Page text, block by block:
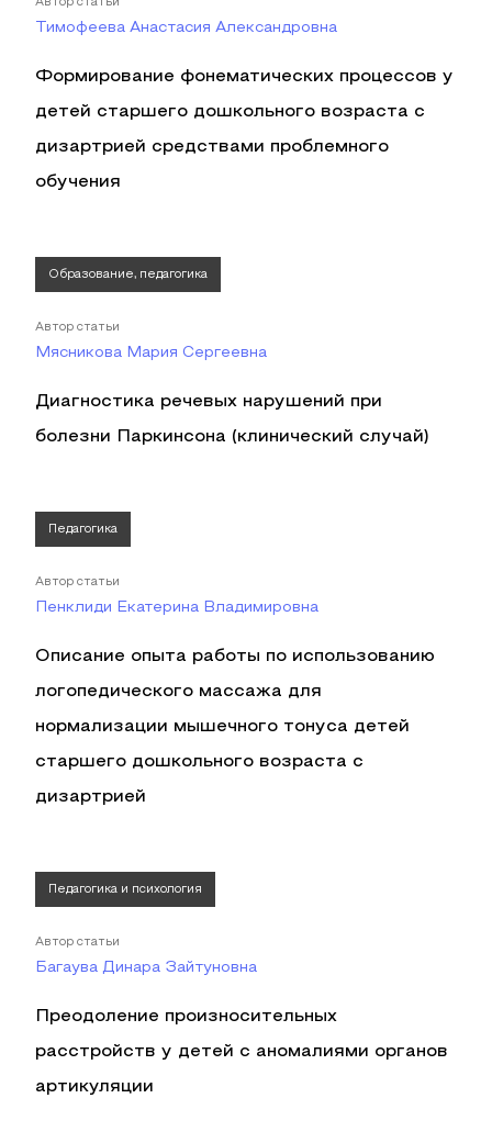
Автор статьи
Тимофеева Анастасия Александровна
Формирование фонематических процессов у
детей старшего дошкольного возраста с
дизартрией средствами проблемного
обучения
Образование, педагогика
Автор статьи
Мясникова Мария Сергеевна
Диагностика речевых нарушений при
болезни Паркинсона (клинический случай)
Педагогика
Автор статьи
Пенклиди Екатерина Владимировна
Описание опыта работы по использованию
логопедического массажа для
нормализации мышечного тонуса детей
старшего дошкольного возраста с
дизартрией
Педагогика и психология
Автор статьи
Багаува Динара Зайтуновна
Преодоление произносительных
расстройств у детей с аномалиями органов
артикуляции